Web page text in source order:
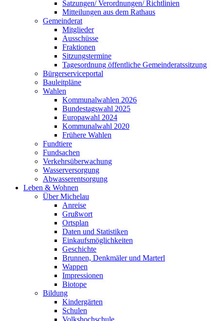
Satzungen/ Verordnungen/ Richtlinien
Mitteilungen aus dem Rathaus
Gemeinderat
Mitglieder
Ausschüsse
Fraktionen
Sitzungstermine
Tagesordnung öffentliche Gemeinderatssitzung
Bürgerserviceportal
Bauleitpläne
Wahlen
Kommunalwahlen 2026
Bundestagswahl 2025
Europawahl 2024
Kommunalwahl 2020
Frühere Wahlen
Fundtiere
Fundsachen
Verkehrsüberwachung
Wasserversorgung
Abwasserentsorgung
Leben & Wohnen
Über Michelau
Anreise
Grußwort
Ortsplan
Daten und Statistiken
Einkaufsmöglichkeiten
Geschichte
Brunnen, Denkmäler und Marterl
Wappen
Impressionen
Biotope
Bildung
Kindergärten
Schulen
Volkshochschule